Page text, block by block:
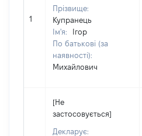
1
Прізвище:
Купранець
Ім'я:
Ігор
По батькові (за
наявності):
Михайлович
[Не
застосовується]
Декларує: